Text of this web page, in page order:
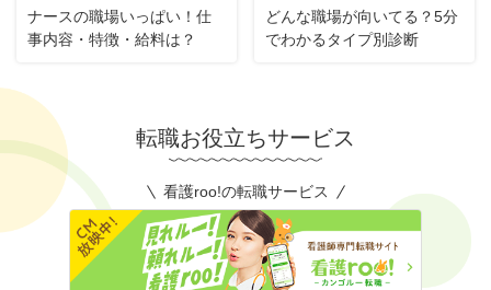
ナースの職場いっぱい！仕
事内容・特徴・給料は？
どんな職場が向いてる？5分
でわかるタイプ別診断
転職お役立ちサービス
看護roo!の転職サービス